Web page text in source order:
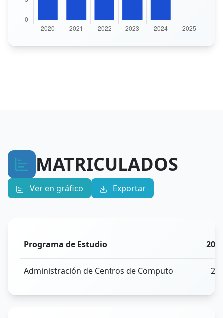
MATRICULADOS
Ver en gráfico Exportar
Programa de Estudio
Administración de Centros de Computo 20